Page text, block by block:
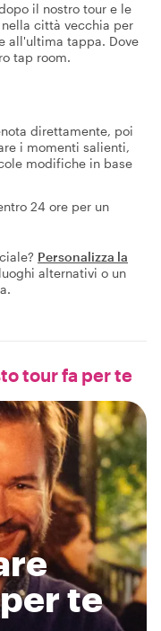
il nostro tour e le
città vecchia per
all'ultima tappa. Dove
tap room.
direttamente, poi
i momenti salienti,
modifiche in base
24 ore per un
Personalizza la
alternativi o un
tour fa per te
te